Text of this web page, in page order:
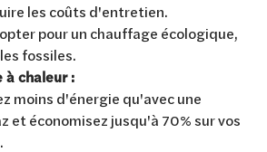
les coûts d'entretien.
pour un chauffage écologique,
fossiles.
à chaleur :
moins d'énergie qu'avec une
et économisez jusqu'à 70% sur vos